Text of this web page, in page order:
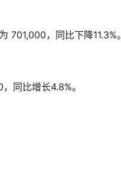
701,000，同比下降11.3%。
同比增长4.8%。